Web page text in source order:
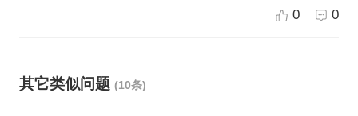
行以上行为导致店铺被永久冻结，可以通过以下步骤
Fnac.es平台提供能够证明您的清白的证据，例如交易
0 0
其它类似问题 (10条)